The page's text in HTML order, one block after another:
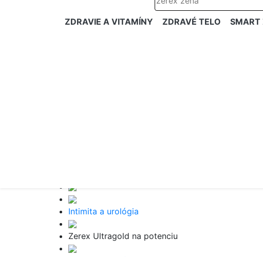
ZDRAVIE A VITAMÍNY ZDRAVÉ TELO SMART
Intimita a urológia
Zerex Ultragold na potenciu